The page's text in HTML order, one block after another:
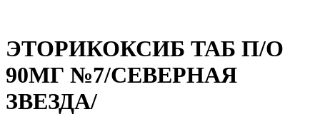
ЭТОРИКОКСИБ ТАБ П/О
90МГ №7/СЕВЕРНАЯ
ЗВЕЗДА/